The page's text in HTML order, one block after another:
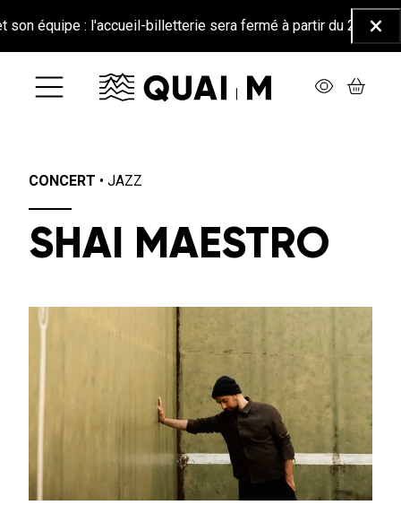
: l'accueil-billetterie sera fermé à partir du 26 juin jusqu'au
CONCERT • JAZZ
SHAI MAESTRO